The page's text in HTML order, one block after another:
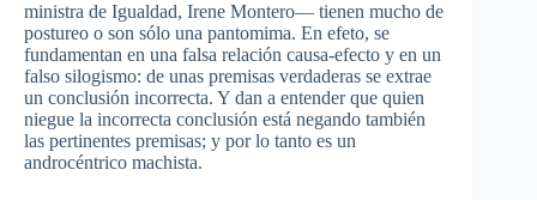
ministra de Igualdad, Irene Montero— tienen mucho de
postureo o son sólo una pantomima. En efeto, se
fundamentan en una falsa relación causa-efecto y en un
falso silogismo: de unas premisas verdaderas se extrae
un conclusión incorrecta. Y dan a entender que quien
niegue la incorrecta conclusión está negando también
las pertinentes premisas; y por lo tanto es un
androcéntrico machista.